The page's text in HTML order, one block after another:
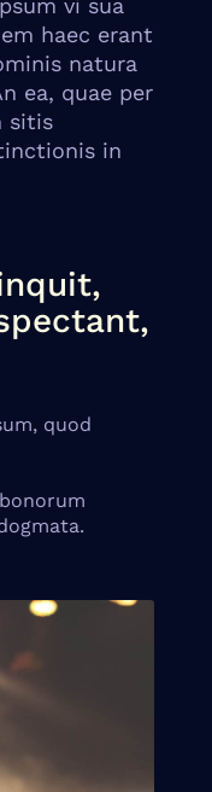
vi sua
haec erant
natura
ea, quae per
sitis
in
quod